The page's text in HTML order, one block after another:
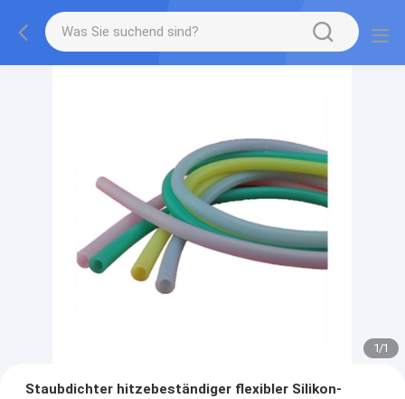
1/1
Staubdichter hitzebeständiger flexibler Silikon-